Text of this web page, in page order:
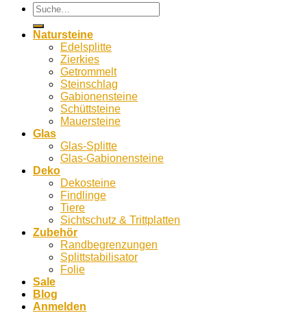
Suche
nach:
Natursteine
Edelsplitte
Zierkies
Getrommelt
Steinschlag
Gabionensteine
Schüttsteine
Mauersteine
Glas
Glas-Splitte
Glas-Gabionensteine
Deko
Dekosteine
Findlinge
Tiere
Sichtschutz & Trittplatten
Zubehör
Randbegrenzungen
Splittstabilisator
Folie
Sale
Blog
Anmelden